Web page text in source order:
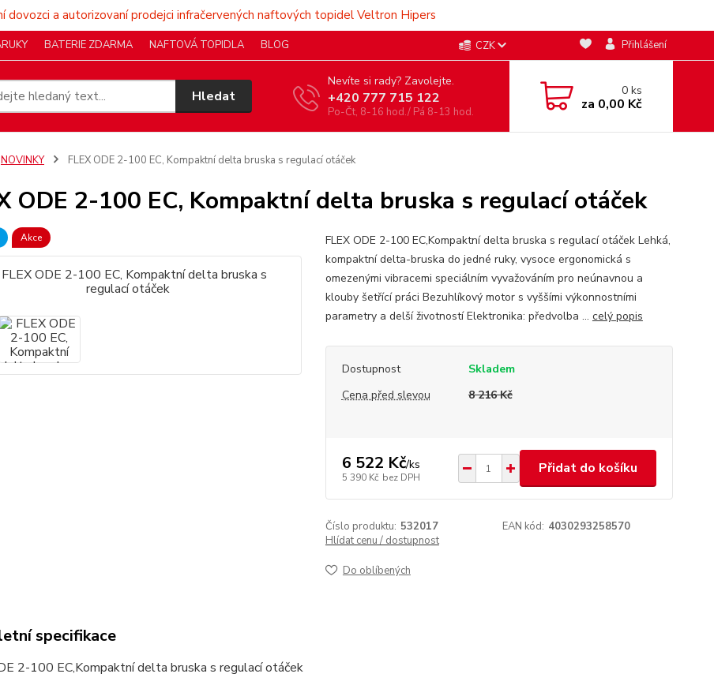
dovozci a autorizovaní prodejci infračervených naftových topidel Veltron Hipers
BATERIE ZDARMA NAFTOVÁ TOPIDLA BLOG CZK Přihlášení
Hledat
Nevíte si rady? Zavolejte.
+420 777 715 122
Po-Čt, 8-16 hod./ Pá 8-13 hod.
0ks
za 0,00 Kč
NOVINKY FLEX ODE 2-100 EC, Kompaktní delta bruska s regulací otáček
ODE 2-100 EC, Kompaktní delta bruska s regulací otáček
Akce
FLEX ODE 2-100 EC,Kompaktní delta bruska s regulací otáček Lehká,
kompaktní delta-bruska do jedné ruky, vysoce ergonomická s
omezenými vibracemi speciálním vyvažováním pro neúnavnou a
klouby šetřící práci Bezuhlíkový motor s vyššími výkonnostními
parametry a delší životností Elektronika: předvolba ... celý popis
Dostupnost
Skladem
Cena před slevou
8 216 Kč
6 522 Kč/ks
5 390 Kč bez DPH
Přidat do košíku
Číslo produktu: 532017 EAN kód: 4030293258570
Hlídat cenu / dostupnost
Do oblíbených
specifikace
2-100 EC,Kompaktní delta bruska s regulací otáček